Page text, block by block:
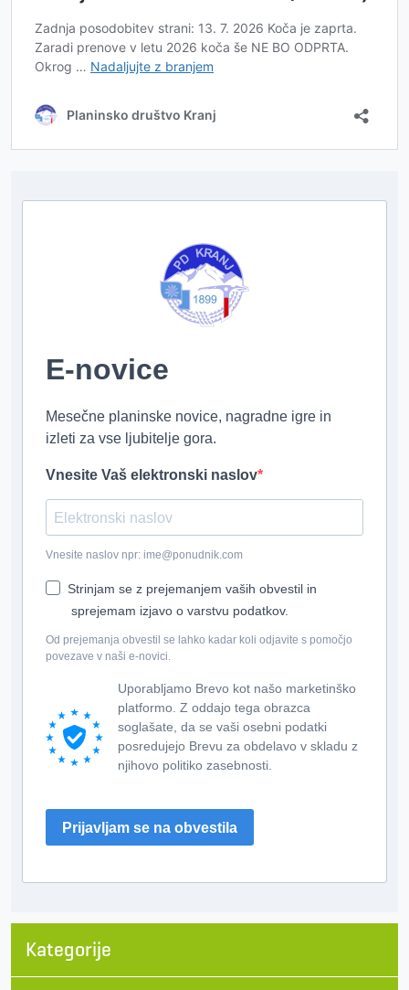
E-novice
Mesečne planinske novice, nagradne igre in
izleti za vse ljubitelje gora.
Vnesite Vaš elektronski naslov
Vnesite naslov npr: ime@ponudnik.com
Strinjam se z prejemanjem vaših obvestil in
sprejemam izjavo o varstvu podatkov.
Od prejemanja obvestil se lahko kadar koli odjavite s pomočjo
povezave v naši e-novici.
Uporabljamo Brevo kot našo marketinško
platformo. Z oddajo tega obrazca
soglašate, da se vaši osebni podatki
posredujejo Brevu za obdelavo v skladu z
njihovo politiko zasebnosti.
Prijavljam se na obvestila
Kategorije